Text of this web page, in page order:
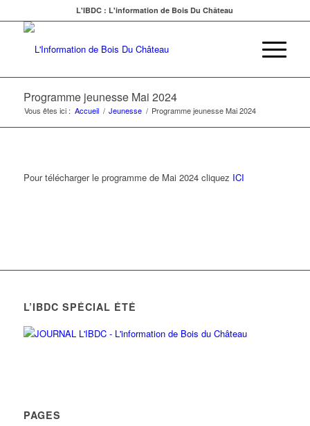
L'IBDC : L'information de Bois Du Château
Programme jeunesse Mai 2024
Vous êtes ici : Accueil / Jeunesse / Programme jeunesse Mai 2024
Pour télécharger le programme de Mai 2024 cliquez ICI
L’IBDC SPÉCIAL ÉTÉ
PAGES